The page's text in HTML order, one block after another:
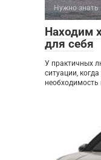
Нужно знать
Находим
для себя
У практичных
ситуации,
необходимость